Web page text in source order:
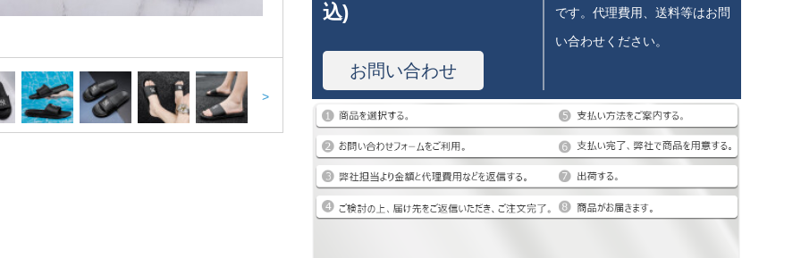
>
込)
お問い合わせ
です。代理費用、送料等はお問
い合わせください。